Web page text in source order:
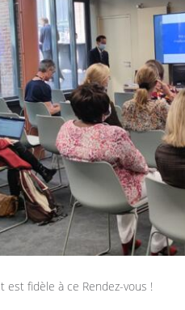
fidèle à ce Rendez-vous !